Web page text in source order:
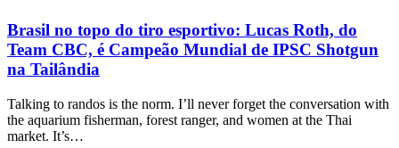
Brasil no topo do tiro esportivo: Lucas Roth, do
Team CBC, é Campeão Mundial de IPSC Shotgun
na Tailândia
Talking to randos is the norm. I’ll never forget the conversation with
the aquarium fisherman, forest ranger, and women at the Thai
market. It’s…